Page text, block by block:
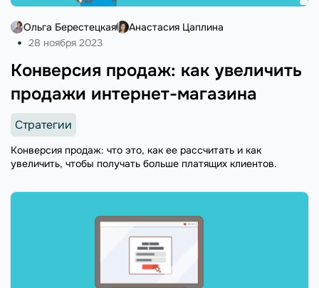
Конверсия продаж: как увеличить
продажи интернет-магазина
Ольга Берестецкая
Анастасия Цаплина
28 ноября 2023
Стратегии
Конверсия продаж: что это, как ее рассчитать и как
увеличить, чтобы получать больше платящих клиентов.